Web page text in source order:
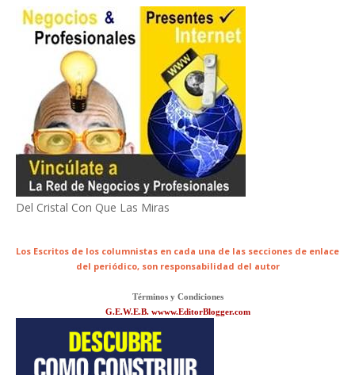
Del Cristal Con Que Las Miras
Los Escritos de los columnistas en cada una de las secciones de enlace
del periódico, son responsabilidad del autor
Términos y Condiciones
G.E.W.E.B. wwww.EditorBlogger.com